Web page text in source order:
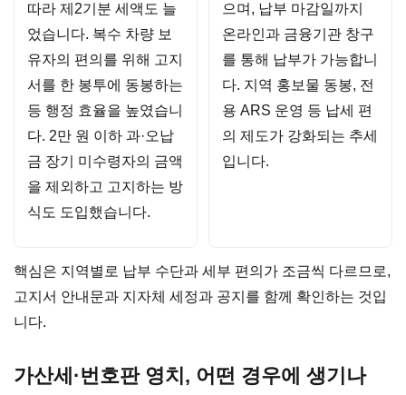
따라 제2기분 세액도 늘
었습니다. 복수 차량 보
유자의 편의를 위해 고지
서를 한 봉투에 동봉하는
등 행정 효율을 높였습니
다. 2만 원 이하 과·오납
금 장기 미수령자의 금액
을 제외하고 고지하는 방
식도 도입했습니다.
으며, 납부 마감일까지
온라인과 금융기관 창구
를 통해 납부가 가능합니
다. 지역 홍보물 동봉, 전
용 ARS 운영 등 납세 편
의 제도가 강화되는 추세
입니다.
핵심은 지역별로 납부 수단과 세부 편의가 조금씩 다르므로,
고지서 안내문과 지자체 세정과 공지를 함께 확인하는 것입
니다.
가산세·번호판 영치, 어떤 경우에 생기나